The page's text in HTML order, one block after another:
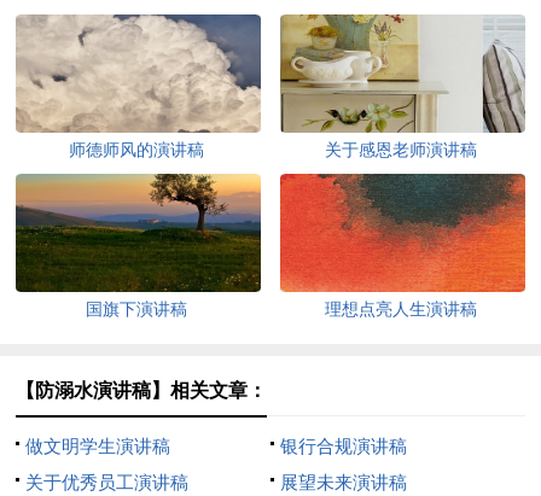
师德师风的演讲稿 关于感恩老师演讲稿
国旗下演讲稿 理想点亮人生演讲稿
【防溺水演讲稿】相关文章：
做文明学生演讲稿
银行合规演讲稿
关于优秀员工演讲稿
展望未来演讲稿